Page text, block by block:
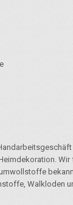
Wir
Walkloden